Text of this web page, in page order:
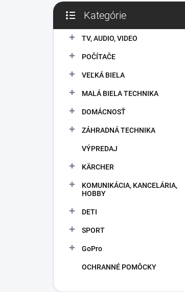
B
č
kategórie
Kategórie
TV, AUDIO, VIDEO
POČÍTAČE
VEĽKÁ BIELA
MALÁ BIELA TECHNIKA
DOMÁCNOSŤ
ZÁHRADNÁ TECHNIKA
VÝPREDAJ
KÄRCHER
KOMUNIKÁCIA, KANCELÁRIA,
HOBBY
DETI
SPORT
GoPro
OCHRANNÉ POMÔCKY